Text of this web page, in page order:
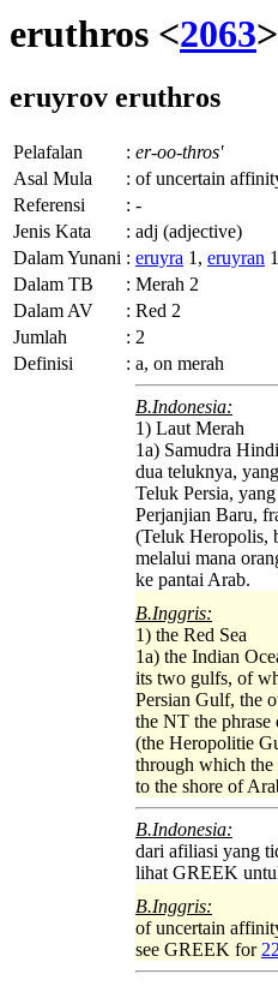
eruthros <2063>
eruyrov eruthros
Pelafalan : er-oo-thros'
Asal Mula
: of uncertain
Referensi
: -
Jenis Kata
: adj (adjective)
Dalam Yunani : eruyra 1, eruyran 1
Dalam TB
: Merah 2
Dalam AV
: Red 2
Jumlah
: 2
Definisi
: a, on merah
B.Indonesia:
1) Laut Merah
1a) Samudra
dua teluknya,
Teluk Persia,
Perjanjian Baru,
(Teluk Heropolis,
melalui mana
ke pantai Arab.
B.Inggris:
1) the Red Sea
1a) the Indian
its two gulfs, of
Persian Gulf, the
the NT the phrase
(the Heropolitie
through which the
to the shore of
B.Indonesia:
dari afiliasi yang
lihat GREEK
B.Inggris:
of uncertain
see GREEK for